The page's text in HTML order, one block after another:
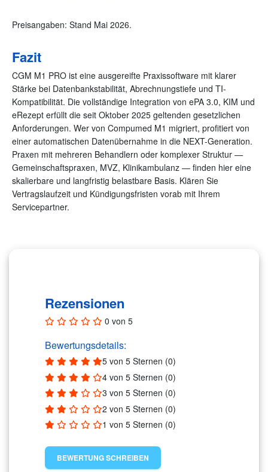
Preisangaben: Stand Mai 2026.
Fazit
CGM M1 PRO ist eine ausgereifte Praxissoftware mit klarer
Stärke bei Datenbankstabilität, Abrechnungstiefe und TI-
Kompatibilität. Die vollständige Integration von ePA 3.0, KIM und
eRezept erfüllt die seit Oktober 2025 geltenden gesetzlichen
Anforderungen. Wer von Compumed M1 migriert, profitiert von
einer automatischen Datenübernahme in die NEXT-Generation.
Praxen mit mehreren Behandlern oder komplexer Struktur —
Gemeinschaftspraxen, MVZ, Klinikambulanz — finden hier eine
skalierbare und langfristig belastbare Basis. Klären Sie
Vertragslaufzeit und Kündigungsfristen vorab mit Ihrem
Servicepartner.
Rezensionen
0 von 5
Bewertungsdetails:
5 von 5 Sternen (0)
4 von 5 Sternen (0)
3 von 5 Sternen (0)
2 von 5 Sternen (0)
1 von 5 Sternen (0)
BEWERTUNG SCHREIBEN